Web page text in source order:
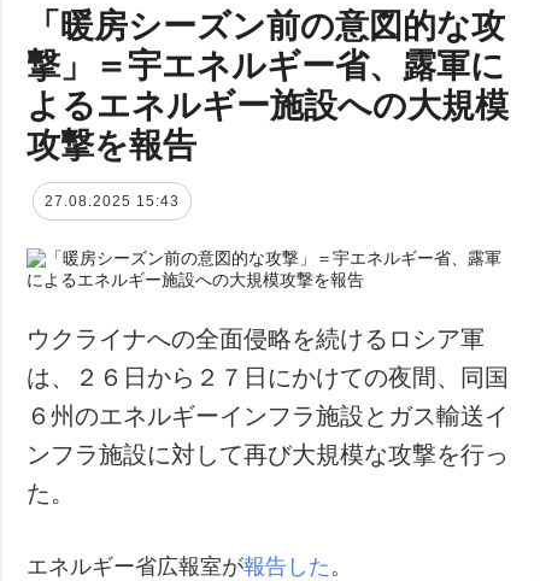
「暖房シーズン前の意図的な攻
撃」＝宇エネルギー省、露軍に
よるエネルギー施設への大規模
攻撃を報告
27.08.2025 15:43
ウクライナへの全面侵略を続けるロシア軍
は、２６日から２７日にかけての夜間、同国
６州のエネルギーインフラ施設とガス輸送イ
ンフラ施設に対して再び大規模な攻撃を行っ
た。
エネルギー省広報室が報告した。